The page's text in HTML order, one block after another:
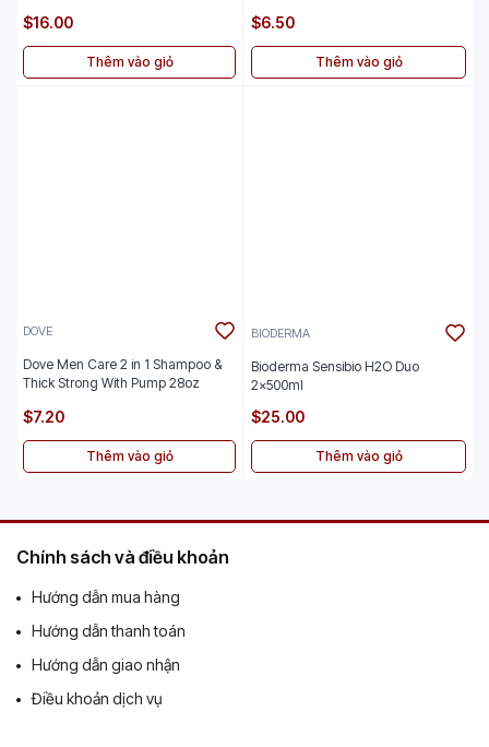
$16.00
Thêm vào giỏ
$6.50
Thêm vào giỏ
DOVE
Dove Men Care 2 in 1 Shampoo &
Thick Strong With Pump 28oz
$7.20
Thêm vào giỏ
BIODERMA
Bioderma Sensibio H2O Duo
2x500ml
$25.00
Thêm vào giỏ
Chính sách và điều khoản
Hướng dẫn mua hàng
Hướng dẫn thanh toán
Hướng dẫn giao nhận
Điều khoản dịch vụ